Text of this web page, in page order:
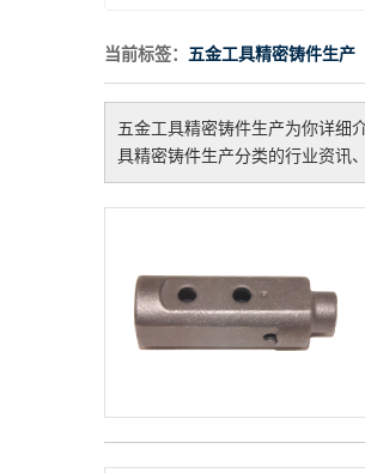
当前标签： 五金工具精密铸件生产
五金工具精密铸件生产为你详细
具精密铸件生产分类的行业资讯